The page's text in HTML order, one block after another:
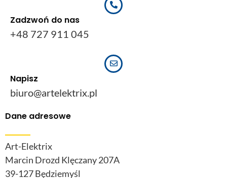
Zadzwoń do nas
+48 727 911 045
Napisz
biuro@artelektrix.pl
Dane adresowe
Art-Elektrix
Marcin Drozd Klęczany 207A
39-127 Będziemyśl